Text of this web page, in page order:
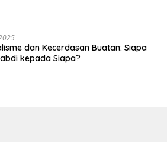
dan Kecerdasan Buatan: Siapa
kepada Siapa?